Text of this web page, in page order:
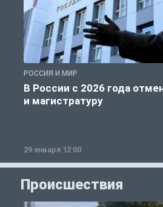
РОССИЯ И МИР
В России с 2026 года
и магистратуру
29 января 12:00
Происшествия